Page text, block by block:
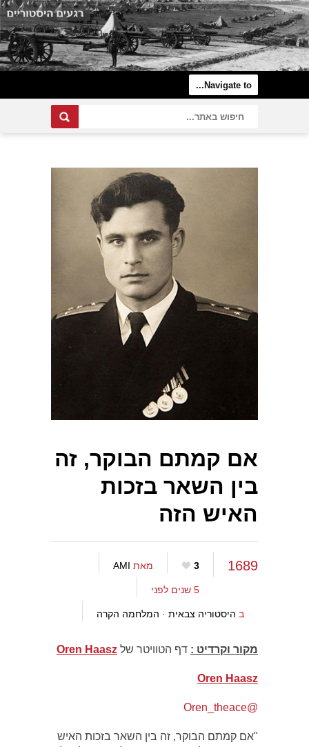
אם קמתם הבוקר, זה
בין השאר בזכות
האיש הזה
1689
3 מאת AMI
5 שנים לפני
ב היסטוריה צבאית · המלחמה הקרה
מקור וקרדיט : דף הטוויטר של Oren Haasz
Oren Haasz
@Oren_theace
"אם קמתם הבוקר, זה בין השאר בזכות האיש